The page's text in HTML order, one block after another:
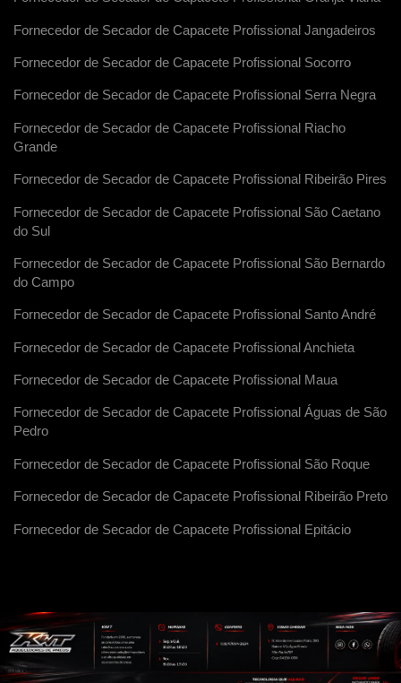
Fornecedor de Secador de Capacete Profissional Jangadeiros
Fornecedor de Secador de Capacete Profissional Socorro
Fornecedor de Secador de Capacete Profissional Serra Negra
Fornecedor de Secador de Capacete Profissional Riacho
Grande
Fornecedor de Secador de Capacete Profissional Ribeirão Pires
Fornecedor de Secador de Capacete Profissional São Caetano
do Sul
Fornecedor de Secador de Capacete Profissional São Bernardo
do Campo
Fornecedor de Secador de Capacete Profissional Santo André
Fornecedor de Secador de Capacete Profissional Anchieta
Fornecedor de Secador de Capacete Profissional Maua
Fornecedor de Secador de Capacete Profissional Águas de São
Pedro
Fornecedor de Secador de Capacete Profissional São Roque
Fornecedor de Secador de Capacete Profissional Ribeirão Preto
Fornecedor de Secador de Capacete Profissional Epitácio